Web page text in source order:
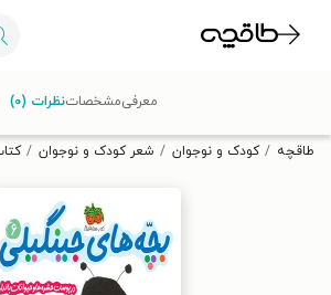
تخفیف از طاقچه دریافت کن.
طاقچه کودک و نوجوان شعر کودک و نوجوان
معرفیمشخصاتنظرات (۰)